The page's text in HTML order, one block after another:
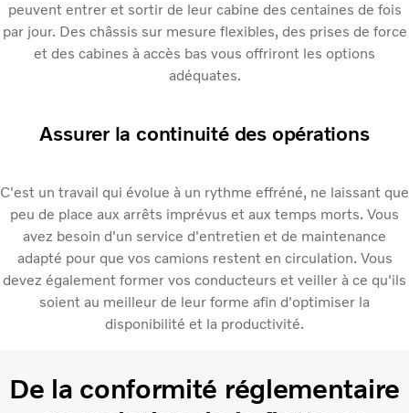
peuvent entrer et sortir de leur cabine des centaines de fois
par jour. Des châssis sur mesure flexibles, des prises de force
et des cabines à accès bas vous offriront les options
adéquates.
Assurer la continuité des opérations
C'est un travail qui évolue à un rythme effréné, ne laissant que
peu de place aux arrêts imprévus et aux temps morts. Vous
avez besoin d'un service d'entretien et de maintenance
adapté pour que vos camions restent en circulation. Vous
devez également former vos conducteurs et veiller à ce qu'ils
soient au meilleur de leur forme afin d'optimiser la
disponibilité et la productivité.
De la conformité réglementaire